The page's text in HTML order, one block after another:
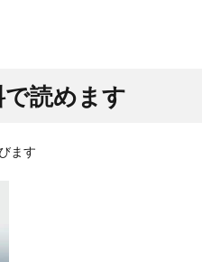
で読めます
ます